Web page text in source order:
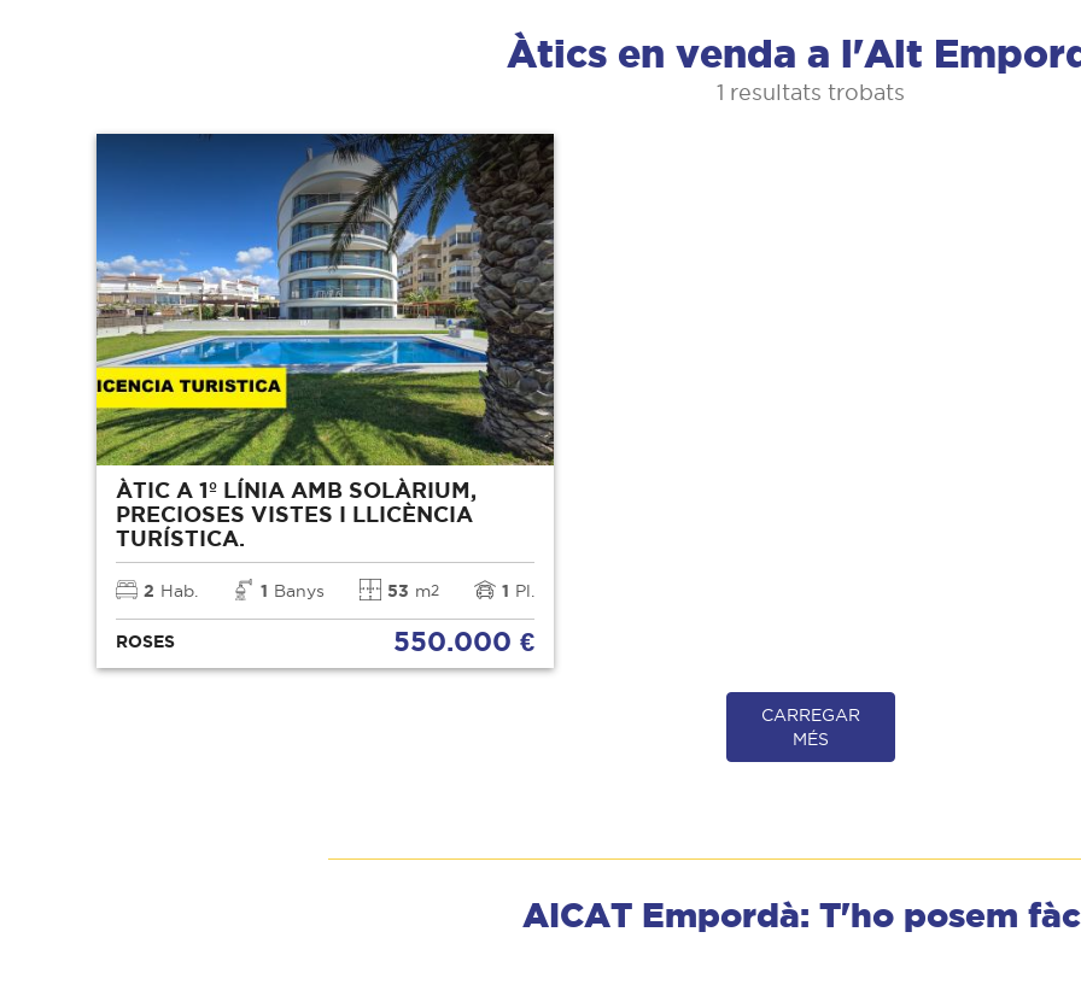
Àtics en venda a l'Alt
1 resultats trobats
ÀTIC A 1º LÍNIA AMB SOLÀRIUM,
PRECIOSES VISTES I LLICÈNCIA
TURÍSTICA.
2 Hab. 1 Banys 53 m2 1 Pl.
ROSES 550.000 €
CARREGAR
MÉS
AICAT Empordà: T'ho posem